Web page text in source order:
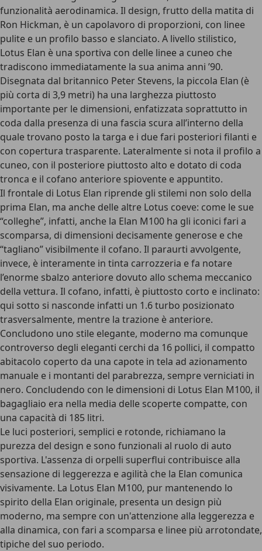
funzionalità aerodinamica. Il design, frutto della matita di
Ron Hickman, è un capolavoro di proporzioni, con linee
pulite e un profilo basso e slanciato. A livello stilistico,
Lotus Elan è una sportiva con delle linee a cuneo che
tradiscono immediatamente la sua anima anni ’90.
Disegnata dal britannico Peter Stevens, la piccola Elan (è
più corta di 3,9 metri) ha una larghezza piuttosto
importante per le dimensioni, enfatizzata soprattutto in
coda dalla presenza di una fascia scura all’interno della
quale trovano posto la targa e i due fari posteriori filanti e
con copertura trasparente. Lateralmente si nota il profilo a
cuneo, con il posteriore piuttosto alto e dotato di coda
tronca e il cofano anteriore spiovente e appuntito.
Il frontale di Lotus Elan riprende gli stilemi non solo della
prima Elan, ma anche delle altre Lotus coeve: come le sue
“colleghe”, infatti, anche la Elan M100 ha gli iconici fari a
scomparsa, di dimensioni decisamente generose e che
“tagliano” visibilmente il cofano. Il paraurti avvolgente,
invece, è interamente in tinta carrozzeria e fa notare
l’enorme sbalzo anteriore dovuto allo schema meccanico
della vettura. Il cofano, infatti, è piuttosto corto e inclinato:
qui sotto si nasconde infatti un 1.6 turbo posizionato
trasversalmente, mentre la trazione è anteriore.
Concludono uno stile elegante, moderno ma comunque
controverso degli eleganti cerchi da 16 pollici, il compatto
abitacolo coperto da una capote in tela ad azionamento
manuale e i montanti del parabrezza, sempre verniciati in
nero. Concludendo con le dimensioni di Lotus Elan M100, il
bagagliaio era nella media delle scoperte compatte, con
una capacità di 185 litri.
Le luci posteriori, semplici e rotonde, richiamano la
purezza del design e sono funzionali al ruolo di auto
sportiva. L'assenza di orpelli superflui contribuisce alla
sensazione di leggerezza e agilità che la Elan comunica
visivamente. La Lotus Elan M100, pur mantenendo lo
spirito della Elan originale, presenta un design più
moderno, ma sempre con un'attenzione alla leggerezza e
alla dinamica, con fari a scomparsa e linee più arrotondate,
tipiche del suo periodo.